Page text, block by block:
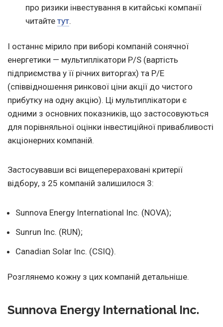
про ризики інвестування в китайські компанії
читайте тут.
І останнє мірило при виборі компаній сонячної
енергетики — мультиплікатори P/S (вартість
підприємства у її річних виторгах) та P/E
(співвідношення ринкової ціни акції до чистого
прибутку на одну акцію). Ці мультиплікатори є
одними з основних показників, що застосовуються
для порівняльної оцінки інвестиційної привабливості
акціонерних компаній.
Застосувавши всі вищеперераховані критерії
відбору, з 25 компаній залишилося 3:
Sunnova Energy International Inc. (NOVA);
Sunrun Inc. (RUN);
Canadian Solar Inc. (CSIQ).
Розглянемо кожну з цих компаній детальніше.
Sunnova Energy International Inc.